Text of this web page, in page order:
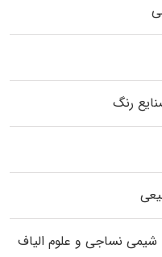
رنگ
نساجی و علوم الیاف